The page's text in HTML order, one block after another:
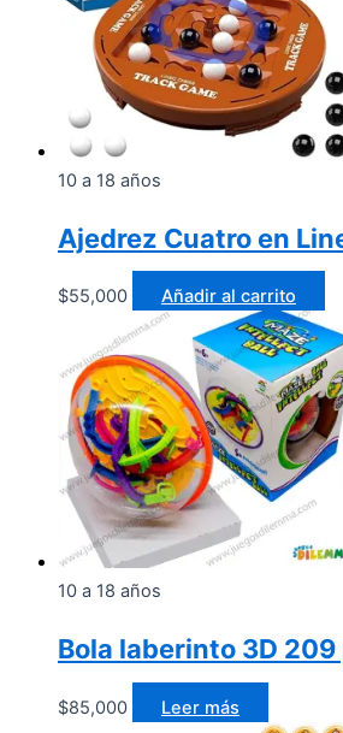
10 a 18 años
Ajedrez Cuatro en
$55,000 Añadir al carrito
10 a 18 años
Bola laberinto 3D 209
$85,000 Leer más